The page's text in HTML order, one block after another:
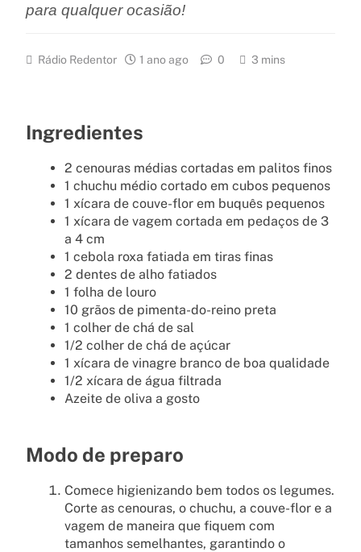
para qualquer ocasião!
Rádio Redentor 1 ano ago 0 3 mins
Ingredientes
2 cenouras médias cortadas em palitos finos
1 chuchu médio cortado em cubos pequenos
1 xícara de couve-flor em buquês pequenos
1 xícara de vagem cortada em pedaços de 3
a 4 cm
1 cebola roxa fatiada em tiras finas
2 dentes de alho fatiados
1 folha de louro
10 grãos de pimenta-do-reino preta
1 colher de chá de sal
1/2 colher de chá de açúcar
1 xícara de vinagre branco de boa qualidade
1/2 xícara de água filtrada
Azeite de oliva a gosto
Modo de preparo
Comece higienizando bem todos os legumes.
Corte as cenouras, o chuchu, a couve-flor e a
vagem de maneira que fiquem com
tamanhos semelhantes, garantindo o